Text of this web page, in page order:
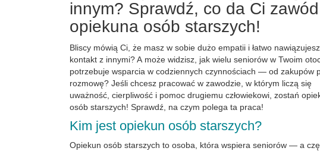
innym? Sprawdź, co da Ci zawód
opiekuna osób starszych!
Bliscy mówią Ci, że masz w sobie dużo empatii i łatwo nawiązujesz
kontakt z innymi? A może widzisz, jak wielu seniorów w Twoim
potrzebuje wsparcia w codziennych czynnościach — od zakupów
rozmowę? Jeśli chcesz pracować w zawodzie, w którym liczą się
uważność, cierpliwość i pomoc drugiemu człowiekowi, zostań
osób starszych! Sprawdź, na czym polega ta praca!
Kim jest opiekun osób starszych?
Opiekun osób starszych to osoba, która wspiera seniorów — a